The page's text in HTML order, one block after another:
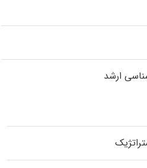
ارشد